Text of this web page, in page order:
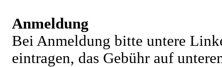
Anmeldung
Bei Anmeldung bitte untere
eintragen, das Gebühr auf